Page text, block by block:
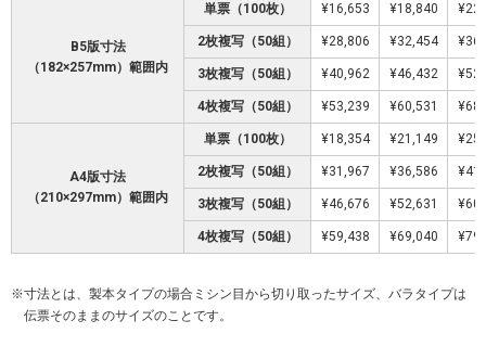
B5版寸法
（182×257mm）範囲内
単票（100枚） ¥16,653 ¥18,840
2枚複写（50組） ¥28,806 ¥32,454
3枚複写（50組） ¥40,962 ¥46,432
4枚複写（50組） ¥53,239 ¥60,531
A4版寸法
（210×297mm）範囲内
単票（100枚） ¥18,354 ¥21,149
2枚複写（50組） ¥31,967 ¥36,586
3枚複写（50組） ¥46,676 ¥52,631
4枚複写（50組） ¥59,438 ¥69,040
寸法とは、製本タイプの場合ミシン目から切り取ったサイズ、バラタイプは
伝票そのままのサイズのことです。